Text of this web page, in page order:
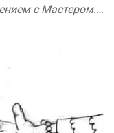
с Мастером.…